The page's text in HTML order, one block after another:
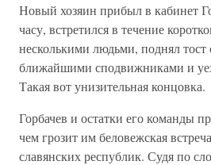
Новый хозяин прибыл в кабинет
часу, встретился в течение
несколькими людьми, поднял тост
ближайшими сподвижниками и
Такая вот унизительная концовка.
Горбачев и остатки его команды
чем грозит им беловежская
славянских республик. Судя по